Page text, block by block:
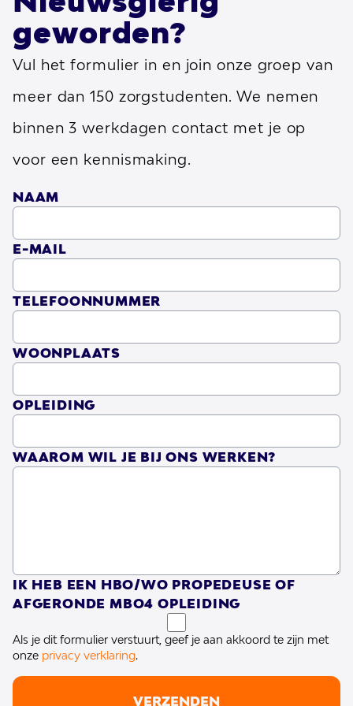
zorgprofessionals van morgen.
De samenwerking met De Waerden is
tweeledig: enerzijds bieden onze
zorgteams, waardoor de druk op
bestaande medewerkers wordt verlicht en
krijgen onze studenten de kans om hun
academische kennis toe te passen in de
praktijk, waardoor ze een dieper begrip
krijgen van de uitdagingen en
voldoeningen die een carrière in de zorg
met zich meebrengt.
Op de lange termijn is het onze ambitie
dat studenten die hebben bijgedragen aan
binnen de organisatie. Deze naadloze
overgang van student naar professional
biedt een oplossing voor het nijpende
personeelstekort in de zorg en bouwt
voort op de reeds bestaande relatie en
geworden?
Vul het formulier in en join onze groep van
meer dan 150 zorgstudenten. We nemen
binnen 3 werkdagen contact met je op
voor een kennismaking.
NAAM
E-MAIL
TELEFOONNUMMER
WOONPLAATS
OPLEIDING
WAAROM WIL JE BIJ ONS WERKEN?
IK HEB EEN HBO/WO PROPEDEUSE OF
AFGERONDE MBO4 OPLEIDING
Als je dit formulier verstuurt, geef je aan akkoord te zijn met
onze privacy verklaring.
VERZENDEN